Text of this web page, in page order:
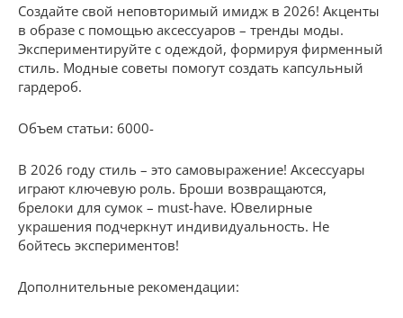
Создайте свой неповторимый имидж в 2026! Акценты
в образе с помощью аксессуаров – тренды моды.
Экспериментируйте с одеждой, формируя фирменный
стиль. Модные советы помогут создать капсульный
гардероб.
Объем статьи: 6000-
В 2026 году стиль – это самовыражение! Аксессуары
играют ключевую роль. Броши возвращаются,
брелоки для сумок – must-have. Ювелирные
украшения подчеркнут индивидуальность. Не
бойтесь экспериментов!
Дополнительные рекомендации: